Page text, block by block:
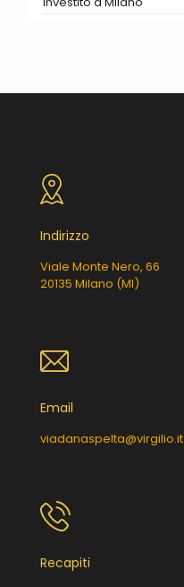
Indirizzo
Viale Monte Nero, 66
20135 Milano (MI)
Email
viadanaspelta@virgilio.it
Recapiti